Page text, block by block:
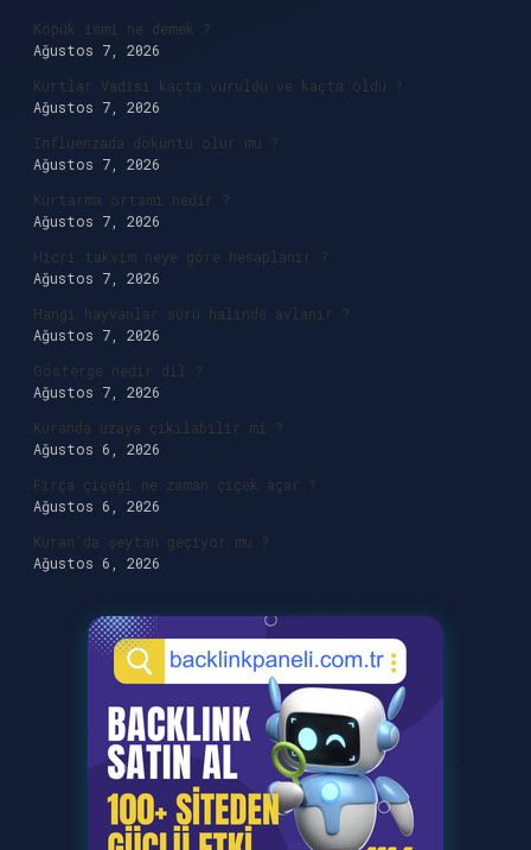
Köpük ismi ne demek ?
Ağustos 7, 2026
Kurtlar Vadisi kaçta vuruldu ve kaçta öldü ?
Ağustos 7, 2026
Influenzada döküntü olur mu ?
Ağustos 7, 2026
Kurtarma ortamı nedir ?
Ağustos 7, 2026
Hicri takvim neye göre hesaplanır ?
Ağustos 7, 2026
Hangi hayvanlar sürü halinde avlanır ?
Ağustos 7, 2026
Gösterge nedir dil ?
Ağustos 7, 2026
Kuranda uzaya çıkılabilir mi ?
Ağustos 6, 2026
Fırça çiçeği ne zaman çiçek açar ?
Ağustos 6, 2026
Kuran’da şeytan geçiyor mu ?
Ağustos 6, 2026